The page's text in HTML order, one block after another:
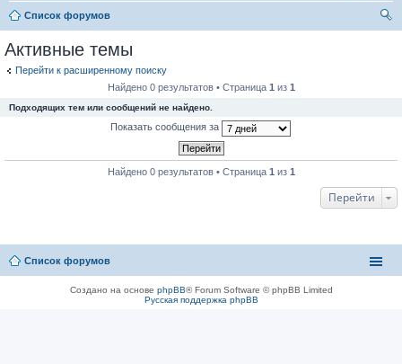
Список форумов
Активные темы
Перейти к расширенному поиску
Найдено 0 результатов • Страница 1 из 1
Подходящих тем или сообщений не найдено.
Показать сообщения за
Найдено 0 результатов • Страница 1 из 1
Перейти
Список форумов
Создано на основе phpBB® Forum Software © phpBB Limited
Русская поддержка phpBB